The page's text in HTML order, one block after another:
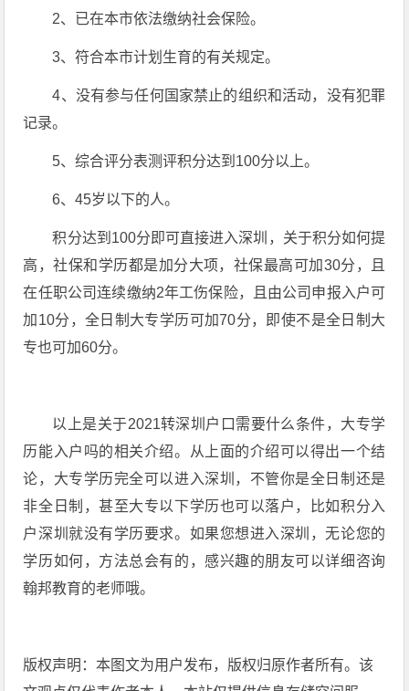
2、已在本市依法缴纳社会保险。
3、符合本市计划生育的有关规定。
4、没有参与任何国家禁止的组织和活动，没有犯罪
记录。
5、综合评分表测评积分达到100分以上。
6、45岁以下的人。
积分达到100分即可直接进入深圳，关于积分如何提
高，社保和学历都是加分大项，社保最高可加30分，且
在任职公司连续缴纳2年工伤保险，且由公司申报入户可
加10分，全日制大专学历可加70分，即使不是全日制大
专也可加60分。
以上是关于2021转深圳户口需要什么条件，大专学
历能入户吗的相关介绍。从上面的介绍可以得出一个结
论，大专学历完全可以进入深圳，不管你是全日制还是
非全日制，甚至大专以下学历也可以落户，比如积分入
户深圳就没有学历要求。如果您想进入深圳，无论您的
学历如何，方法总会有的，感兴趣的朋友可以详细咨询
翰邦教育的老师哦。
版权声明：本图文为用户发布，版权归原作者所有。该